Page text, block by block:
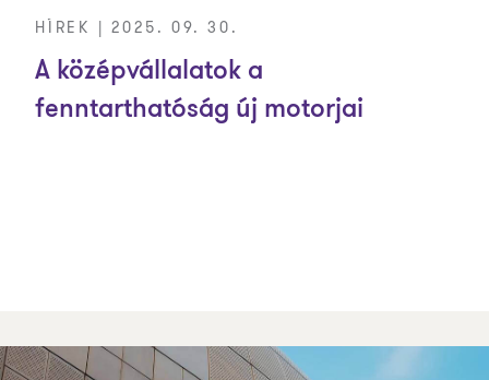
HÍREK | 2025. 09. 30.
A középvállalatok a
fenntarthatóság új motorjai